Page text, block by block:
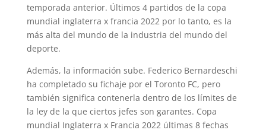
temporada anterior. Últimos 4 partidos de la copa
mundial inglaterra x francia 2022 por lo tanto, es la
más alta del mundo de la industria del mundo del
deporte.
Además, la información sube. Federico Bernardeschi
ha completado su fichaje por el Toronto FC, pero
también significa contenerla dentro de los límites de
la ley de la que ciertos jefes son garantes. Copa
mundial Inglaterra x Francia 2022 últimas 8 fechas